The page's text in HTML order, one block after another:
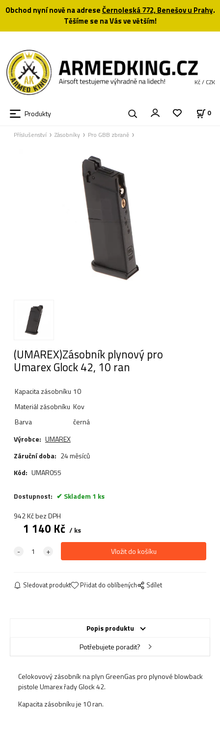
Obchod nyní nově na adreseČernoleská 772, Benešov u Prahy.
Těšíme se na Vás ve větším!
Produkty 0
Kč / CZK
Příslušenství Zásobníky Pro GBB zbraně
(UMAREX)Zásobník plynový pro
Umarex Glock 42, 10 ran
Kapacita zásobníku 10
Materiál zásobníku Kov
Barva
černá
Výrobce: UMAREX
Záruční doba: 24 měsíců
Kód: UMAR055
Dostupnost:
Skladem 1 ks
942Kčbez DPH
1 140 Kč ks
Sledovat produkt Přidat do oblíbených Sdílet
Popis produktu
Potřebujete poradit?
Celokovový zásobník na plyn GreenGas pro plynové blowback
pistole Umarex řady Glock 42.
Kapacita zásobníku je 10 ran.